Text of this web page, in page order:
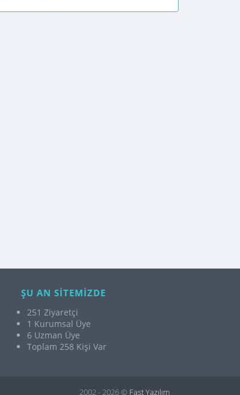
ŞU AN SİTEMİZDE
251 Ziyaretçi
1 Kurumsal Üye
6 Uzman Üye
Toplam 258 Kişi Var
2002 - 2026 © Fast Yazılım